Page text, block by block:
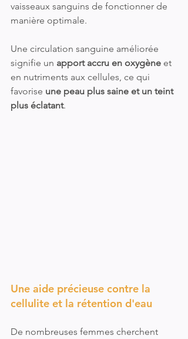
vaisseaux sanguins de fonctionner de
manière optimale.
Une circulation sanguine améliorée
signifie un apport accru en oxygène et
en nutriments aux cellules, ce qui
favorise une peau plus saine et un teint
plus éclatant.
Une aide précieuse contre la
cellulite et la rétention d'eau
De nombreuses femmes cherchent